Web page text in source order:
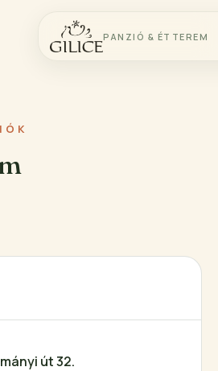
PANZIÓ & ÉTTEREM
út 32.